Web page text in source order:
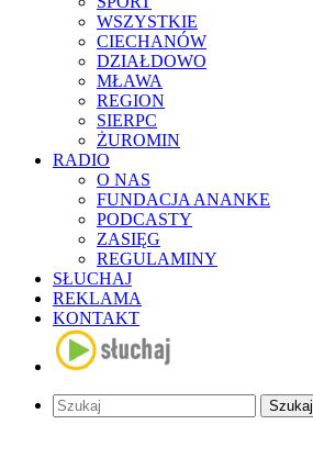
WSZYSTKIE
CIECHANÓW
DZIAŁDOWO
MŁAWA
REGION
SIERPC
ŻUROMIN
RADIO
O NAS
FUNDACJA ANANKE
PODCASTY
ZASIĘG
REGULAMINY
SŁUCHAJ
REKLAMA
KONTAKT
Szukaj